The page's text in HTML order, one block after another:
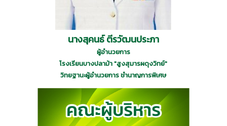
นางสุคนธ์ ตีรวัฒนประภา
ผู้อำนวยการ
โรงเรียนบางปลาม้า "สูงสุมารผดุงวิทย์"
วิทยฐานะผู้อำนวยการ ชำนาญการพิเศษ